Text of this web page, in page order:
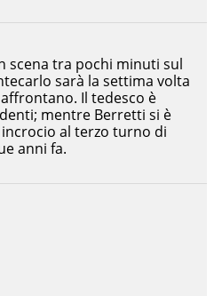
scena tra pochi minuti sul
sarà la settima volta
Il tedesco è
mentre Berretti si è
al terzo turno di
anni fa.